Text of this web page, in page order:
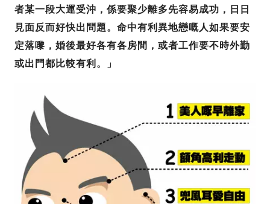
者某一段大運受沖，係要聚少離多先容易成功，日日
見面反而好快出問題。命中有利異地戀嘅人如果要安
定落嚟，婚後最好各有各房間，或者工作要不時外勤
或出門都比較有利。」